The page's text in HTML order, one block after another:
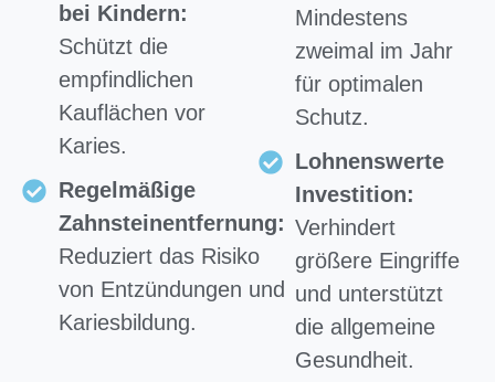
bei Kindern:
Schützt die
empfindlichen
Kauflächen vor
Karies.
Regelmäßige
Zahnsteinentfernung:
Reduziert das Risiko
von Entzündungen und
Kariesbildung.
Mindestens
zweimal im Jahr
für optimalen
Schutz.
Lohnenswerte
Investition:
Verhindert
größere Eingriffe
und unterstützt
die allgemeine
Gesundheit.